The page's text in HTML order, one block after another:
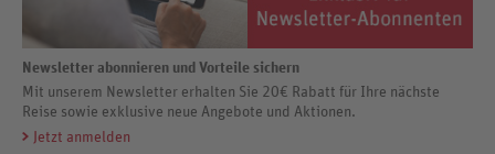
Newsletter abonnieren und Vorteile sichern
Mit unserem Newsletter erhalten Sie 20€ Rabatt für Ihre nächste
Reise sowie exklusive neue Angebote und Aktionen.
Jetzt anmelden